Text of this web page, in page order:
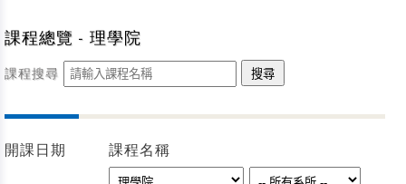
課程總覽 - 理學院
課程搜尋
開課日期 課程名稱